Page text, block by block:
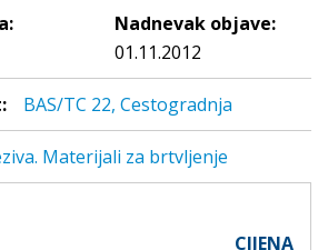
Nadnevak objave:
01.11.2012
BAS/TC 22, Cestogradnja
Materijali za brtvljenje
CIJENA